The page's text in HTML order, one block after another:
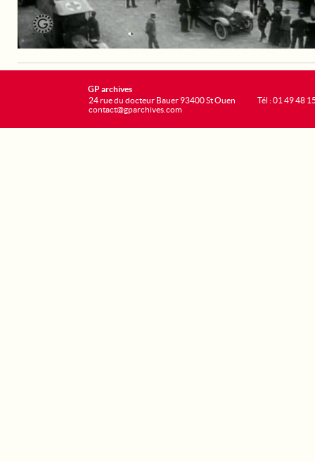
GP archives
24 rue du docteur Bauer 93400 St Ouen
contact@gparchives.com
Tél : 01 49 48